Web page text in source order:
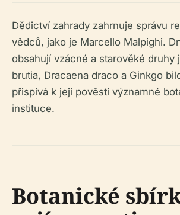
Dědictví zahrady zahrnuje správu
vědců, jako je Marcello Malpighi.
obsahují vzácné a starověké druhy
brutia, Dracaena draco a Ginkgo
přispívá k její pověsti významné
instituce.
Botanické